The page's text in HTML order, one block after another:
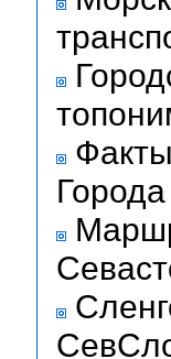
Города